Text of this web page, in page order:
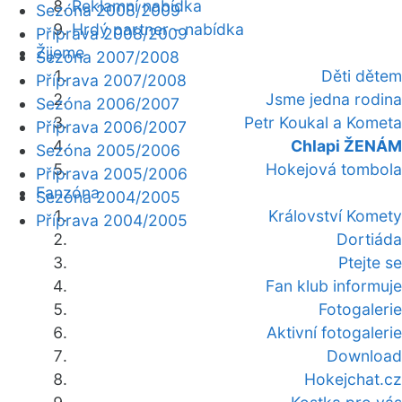
Reklamní nabídka
Hrdý partner - nabídka
Žijeme
Děti dětem
Jsme jedna rodina
Petr Koukal a Kometa
Chlapi ŽENÁM
Hokejová tombola
Fanzóna
Království Komety
Dortiáda
Ptejte se
Fan klub informuje
Fotogalerie
Aktivní fotogalerie
Download
Hokejchat.cz
Sezóna 2008/2009
Příprava 2008/2009
Sezóna 2007/2008
Příprava 2007/2008
Sezóna 2006/2007
Příprava 2006/2007
Sezóna 2005/2006
Příprava 2005/2006
Sezóna 2004/2005
Příprava 2004/2005